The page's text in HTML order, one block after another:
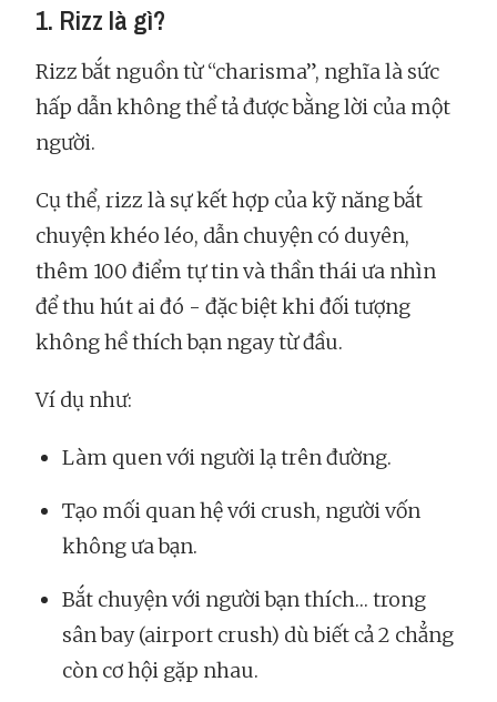
1. Rizz là gì?
Rizz bắt nguồn từ “charisma”, nghĩa là sức
hấp dẫn không thể tả được bằng lời của một
người.
Cụ thể, rizz là sự kết hợp của kỹ năng bắt
chuyện khéo léo, dẫn chuyện có duyên,
thêm 100 điểm tự tin và thần thái ưa nhìn
để thu hút ai đó - đặc biệt khi đối tượng
không hề thích bạn ngay từ đầu.
Ví dụ như:
Làm quen với người lạ trên đường.
Tạo mối quan hệ với crush, người vốn
không ưa bạn.
Bắt chuyện với người bạn thích… trong
sân bay (airport crush) dù biết cả 2 chẳng
còn cơ hội gặp nhau.